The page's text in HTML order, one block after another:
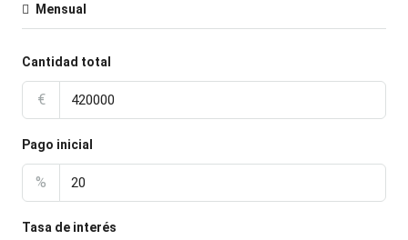
Mensual
Cantidad total
€
Pago inicial
%
Tasa de interés